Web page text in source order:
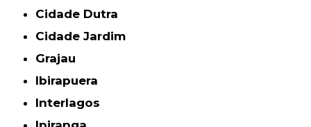
Cidade Dutra
Cidade Jardim
Grajau
Ibirapuera
Interlagos